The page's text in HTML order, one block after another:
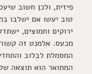
פיזית, ולכן חשוב
טוב יעשו אם ישלבו
ירוקים וחמוצים,
מכעס. אלמנט זה
המסמלת לבלוב
המתואר הוא תוצאה